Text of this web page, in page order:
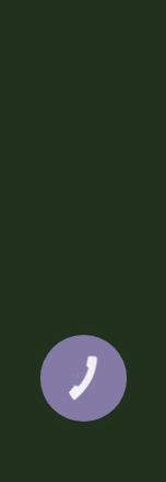
КНОПКА
ЗВ'ЯЗКУ